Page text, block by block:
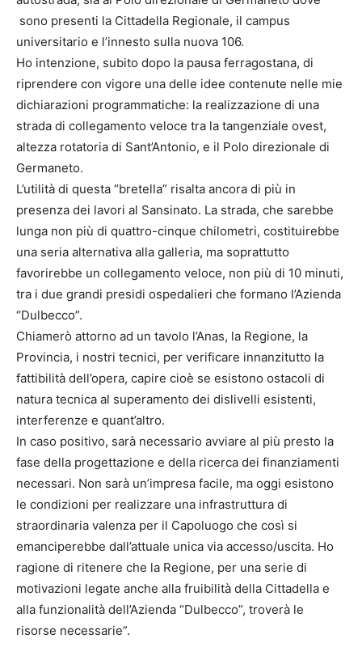
sono presenti la Cittadella Regionale, il campus
universitario e l’innesto sulla nuova 106.
Ho intenzione, subito dopo la pausa ferragostana, di
riprendere con vigore una delle idee contenute nelle mie
dichiarazioni programmatiche: la realizzazione di una
strada di collegamento veloce tra la tangenziale ovest,
altezza rotatoria di Sant’Antonio, e il Polo direzionale di
Germaneto.
L’utilità di questa “bretella” risalta ancora di più in
presenza dei lavori al Sansinato. La strada, che sarebbe
lunga non più di quattro-cinque chilometri, costituirebbe
una seria alternativa alla galleria, ma soprattutto
favorirebbe un collegamento veloce, non più di 10 minuti,
tra i due grandi presidi ospedalieri che formano l’Azienda
“Dulbecco”.
Chiamerò attorno ad un tavolo l’Anas, la Regione, la
Provincia, i nostri tecnici, per verificare innanzitutto la
fattibilità dell’opera, capire cioè se esistono ostacoli di
natura tecnica al superamento dei dislivelli esistenti,
interferenze e quant’altro.
In caso positivo, sarà necessario avviare al più presto la
fase della progettazione e della ricerca dei finanziamenti
necessari. Non sarà un’impresa facile, ma oggi esistono
le condizioni per realizzare una infrastruttura di
straordinaria valenza per il Capoluogo che così si
emanciperebbe dall’attuale unica via accesso/uscita. Ho
ragione di ritenere che la Regione, per una serie di
motivazioni legate anche alla fruibilità della Cittadella e
alla funzionalità dell’Azienda “Dulbecco”, troverà le
risorse necessarie”.